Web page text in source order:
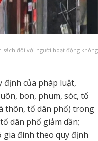
sách đối với người hoạt động không
định của pháp luật,
bon, phum, sóc, tổ
thôn, tổ dân phố) trong
dân phố giảm dần;
gia đình theo quy định